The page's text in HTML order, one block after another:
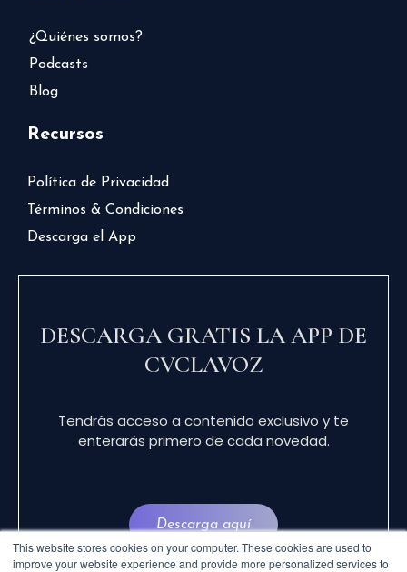
This website stores cookies on your computer. These cookies are used to
improve your website experience and provide more personalized services to
¿Quiénes somos?
Podcasts
Blog
Recursos
Política de Privacidad
Términos & Condiciones
Descarga el App
DESCARGA GRATIS LA APP DE
CVCLAVOZ
Tendrás acceso a contenido exclusivo y te
enterarás primero de cada novedad.
Descarga aquí